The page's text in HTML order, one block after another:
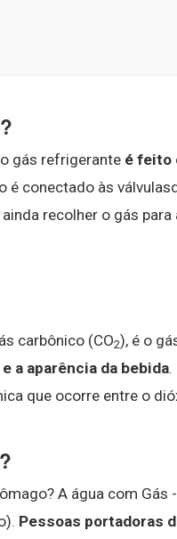
gás refrigerante é feito
é conectado às
recolher o gás
carbônico (CO2), é o
a aparência da bebida.
que ocorre entre o
A água com Gás
Pessoas portadoras